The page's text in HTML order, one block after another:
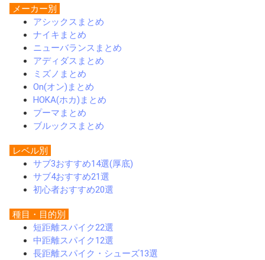
メーカー別
アシックスまとめ
ナイキまとめ
ニューバランスまとめ
アディダスまとめ
ミズノまとめ
On(オン)まとめ
HOKA(ホカ)まとめ
プーマまとめ
ブルックスまとめ
レベル別
サブ3おすすめ14選(厚底)
サブ4おすすめ21選
初心者おすすめ20選
種目・目的別
短距離スパイク22選
中距離スパイク12選
長距離スパイク・シューズ13選